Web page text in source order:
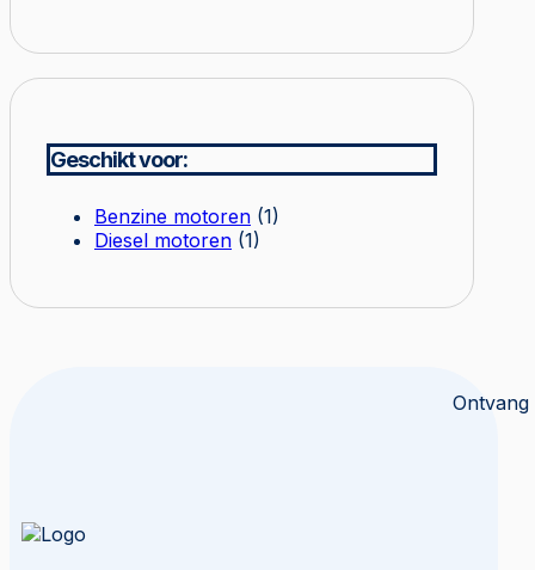
Geschikt voor:
Benzine motoren (1)
Diesel motoren (1)